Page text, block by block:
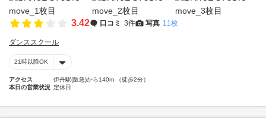
3.42 口コミ 3件 写真 11枚
ダンススクール
21時以降OK
アクセス
伊丹駅(阪急)から140m （徒歩2分）
本日の営業状況 定休日